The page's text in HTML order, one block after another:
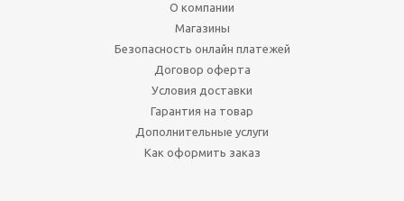
О компании
Магазины
Безопасность онлайн платежей
Договор оферта
Условия доставки
Гарантия на товар
Дополнительные услуги
Как оформить заказ